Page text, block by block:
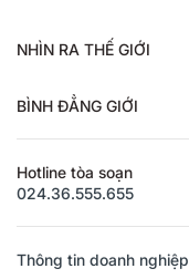
NHÌN RA THẾ GIỚI
BÌNH ĐẲNG GIỚI
Hotline tòa soạn
024.36.555.655
Thông tin doanh nghiệp